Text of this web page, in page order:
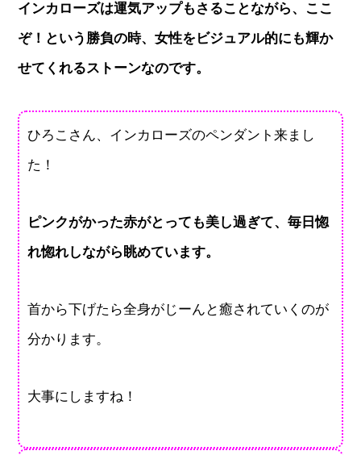
インカローズは運気アップもさることながら、ここ
ぞ！という勝負の時、女性をビジュアル的にも輝か
せてくれるストーンなのです。
ひろこさん、インカローズのペンダント来まし
た！
ピンクがかった赤がとっても美し過ぎて、毎日惚
れ惚れしながら眺めています。
首から下げたら全身がじーんと癒されていくのが
分かります。
大事にしますね！